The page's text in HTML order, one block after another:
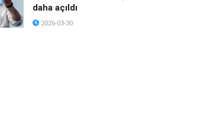
daha açıldı
2026-03-30